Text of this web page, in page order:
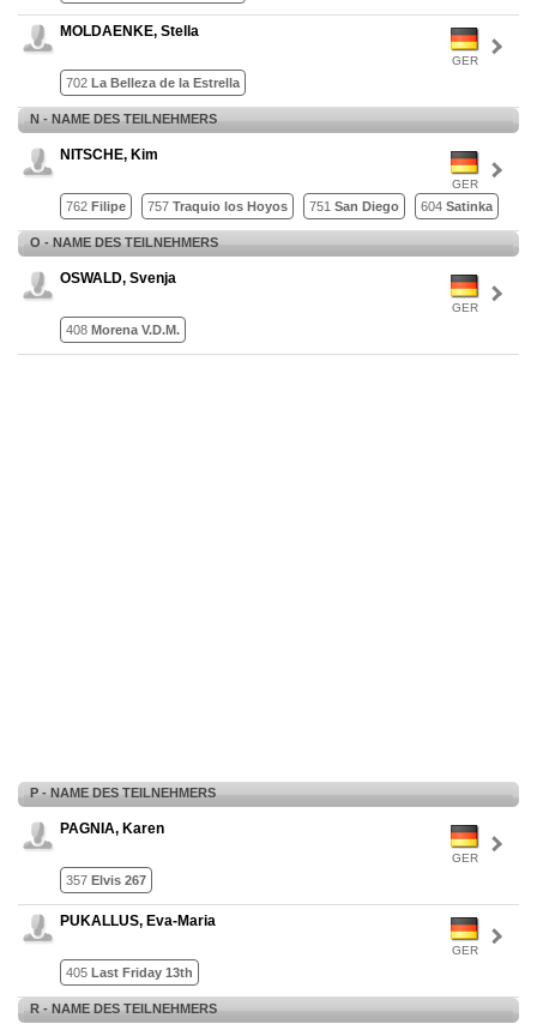
GER
MOLDAENKE, Stella
702 La Belleza de la Estrella
N - NAME DES TEILNEHMERS
GER
NITSCHE, Kim
762 Filipe 757 Traquio los Hoyos 751 San Diego 604 Satinka
O - NAME DES TEILNEHMERS
GER
OSWALD, Svenja
408 Morena V.D.M.
P - NAME DES TEILNEHMERS
GER
PAGNIA, Karen
357 Elvis 267
GER
PUKALLUS, Eva-Maria
405 Last Friday 13th
R - NAME DES TEILNEHMERS